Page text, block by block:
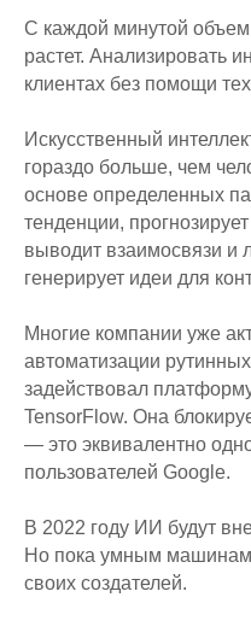
С каждой минутой
растет. Анализировать
клиентах без помощи
Искусственный
гораздо больше, чем
основе определенных
тенденции,
выводит взаимосвязи и
генерирует идеи для
Многие компании уже
автоматизации
задействовал
TensorFlow. Она
— это эквивалентно
пользователей Google.
В 2022 году ИИ будут
Но пока умным
своих создателей.